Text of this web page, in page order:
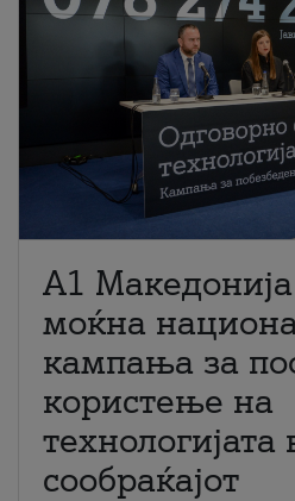
A1
моќна
кампања за
користење на
технологијата
сообраќајот